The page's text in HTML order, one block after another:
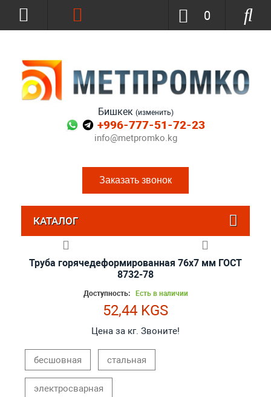
Бишкек (изменить)
+996-777-51-72-23
info@metpromko.kg
Заказать звонок
0
КАТАЛОГ
Труба горячедеформированная 76х7 мм ГОСТ
8732-78
Доступность: Есть в наличии
52,44 KGS
Цена за кг. Звоните!
бесшовная стальная
электросварная